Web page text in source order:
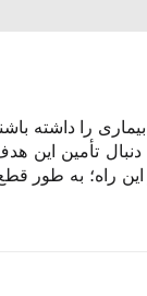
را داشته
تأمین این
راه؛ به طور